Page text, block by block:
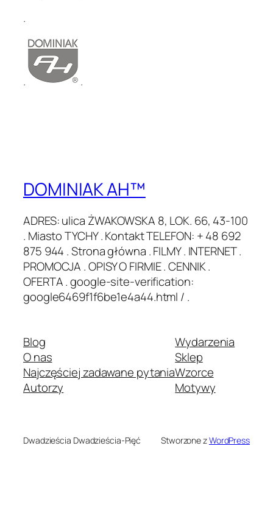
.
. .
DOMINIAK AH™
ADRES: ulica ŻWAKOWSKA 8, LOK. 66, 43-100
. Miasto TYCHY . Kontakt TELEFON: + 48 692
875 944 . Strona główna . FILMY . INTERNET .
PROMOCJA . OPISY O FIRMIE . CENNIK .
OFERTA . google-site-verification:
google6469f1f6be1e4a44.html / .
Blog
O nas
Najczęściej zadawane pytania
Autorzy
Wydarzenia
Sklep
Wzorce
Motywy
Dwadzieścia Dwadzieścia-Pięć Stworzone zWordPress